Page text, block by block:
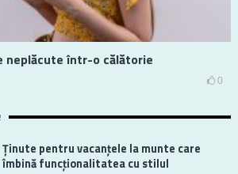
neplăcute într-o călătorie
0
Ținute pentru vacanțele la munte care
îmbină funcționalitatea cu stilul